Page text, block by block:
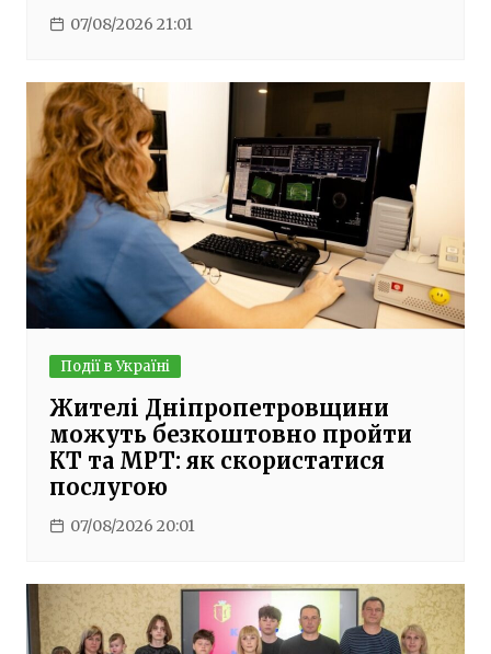
07/08/2026 21:01
Події в Україні
Жителі Дніпропетровщини
можуть безкоштовно пройти
КТ та МРТ: як скористатися
послугою
07/08/2026 20:01